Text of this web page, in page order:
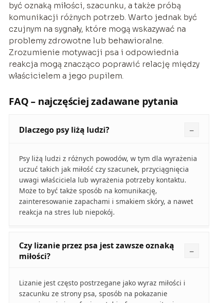
być oznaką miłości, szacunku, a także próbą
komunikacji różnych potrzeb. Warto jednak być
czujnym na sygnały, które mogą wskazywać na
problemy zdrowotne lub behawioralne.
Zrozumienie motywacji psa i odpowiednia
reakcja mogą znacząco poprawić relację między
właścicielem a jego pupilem.
FAQ – najczęściej zadawane pytania
Dlaczego psy liżą ludzi?
Psy liżą ludzi z różnych powodów, w tym dla wyrażenia
uczuć takich jak miłość czy szacunek, przyciągnięcia
uwagi właściciela lub wyrażenia potrzeby kontaktu.
Może to być także sposób na komunikację,
zainteresowanie zapachami i smakiem skóry, a nawet
reakcja na stres lub niepokój.
Czy lizanie przez psa jest zawsze oznaką
miłości?
Lizanie jest często postrzegane jako wyraz miłości i
szacunku ze strony psa, sposób na pokazanie